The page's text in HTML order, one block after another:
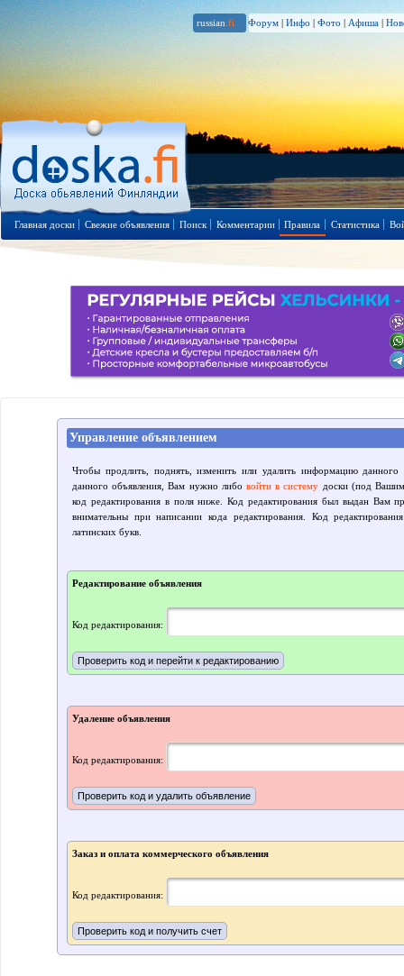
russian .fi Форум | Инфо | Фото | Афиша |
Главная доски Свежие объявления Поиск Комментарии Правила Статистика
Управление объявлением
Чтобы продлить, поднять, изменить или удалить информацию
данного объявления, Вам нужно либо войти в систему доски (под
код редактирования в поля ниже. Код редактирования был выдан Вам
внимательны при написании кода редактирования. Код
латинских букв.
Редактирование объявления
Код редактирования:
Удаление объявления
Код редактирования:
Заказ и оплата коммерческого объявления
Код редактирования: